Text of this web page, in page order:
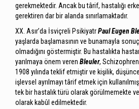
gerekmektedir. Ancak bu târif, hastalığı
gerektiren dar bir alanda sınırlamaktadır.
XX. Asır’da İsviçreli PsikiyatrPaul Eugen
yaşlarda başlamasının ve bunamayla
olmadığını göstermiştir. Bu hastalıkta
yarılmaya önem veren Bleuler,
1908 yılında teklif etmiştir ve kişilik,
işlevsel ayrılmayı târif etmek için
tek bir hastalık türü olarak görülmemekte
olarak kabûl edilmektedir.